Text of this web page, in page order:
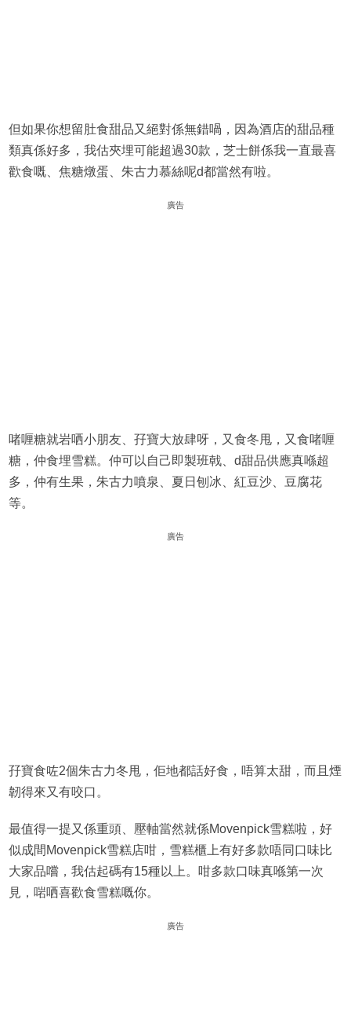
但如果你想留肚食甜品又絕對係無錯喎，因為酒店的甜品種
類真係好多，我估夾埋可能超過30款，芝士餅係我一直最喜
歡食嘅、焦糖燉蛋、朱古力慕絲呢d都當然有啦。
廣告
啫喱糖就岩哂小朋友、孖寶大放肆呀，又食冬甩，又食啫喱
糖，仲食埋雪糕。仲可以自己即製班戟、d甜品供應真喺超
多，仲有生果，朱古力噴泉、夏日刨冰、紅豆沙、豆腐花
等。
廣告
孖寶食咗2個朱古力冬甩，佢地都話好食，唔算太甜，而且煙
韌得來又有咬口。
最值得一提又係重頭、壓軸當然就係Movenpick雪糕啦，好
似成間Movenpick雪糕店咁，雪糕櫃上有好多款唔同口味比
大家品嚐，我估起碼有15種以上。咁多款口味真喺第一次
見，啱哂喜歡食雪糕嘅你。
廣告